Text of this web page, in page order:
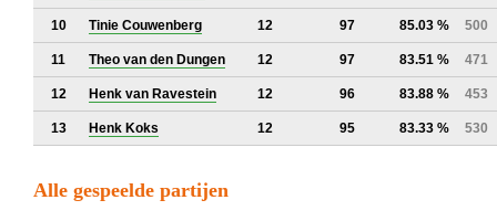
10 Tinie Couwenberg 12 97 85.03 % 500
11 Theo van den Dungen 12 97 83.51 % 471
12 Henk van Ravestein 12 96 83.88 % 453
13 Henk Koks 12 95 83.33 % 530
Alle gespeelde partijen